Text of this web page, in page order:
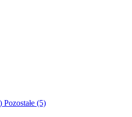
Pozostałe (5)